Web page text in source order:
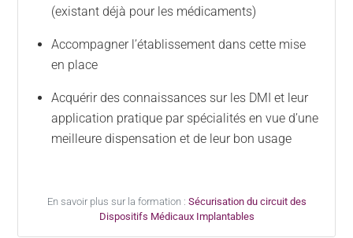
(existant déjà pour les médicaments)
Accompagner l’établissement dans cette mise
en place
Acquérir des connaissances sur les DMI et leur
application pratique par spécialités en vue d’une
meilleure dispensation et de leur bon usage
En savoir plus sur la formation : Sécurisation du circuit des
Dispositifs Médicaux Implantables